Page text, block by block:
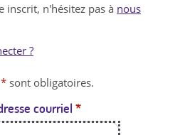
n
t
inscrit, n'hésitez pas à nous
?
* sont obligatoires.
courriel *